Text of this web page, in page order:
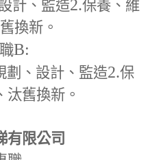
計、監造2.保養、維
換新。
B:
劃、設計、監造2.保
汰舊換新。
有限公司